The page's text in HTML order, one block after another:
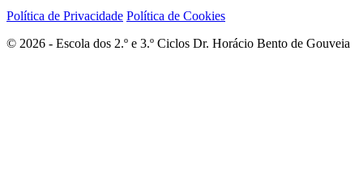
Política de Privacidade Política de Cookies
© 2026 - Escola dos 2.º e 3.º Ciclos Dr. Horácio Bento de Gouveia